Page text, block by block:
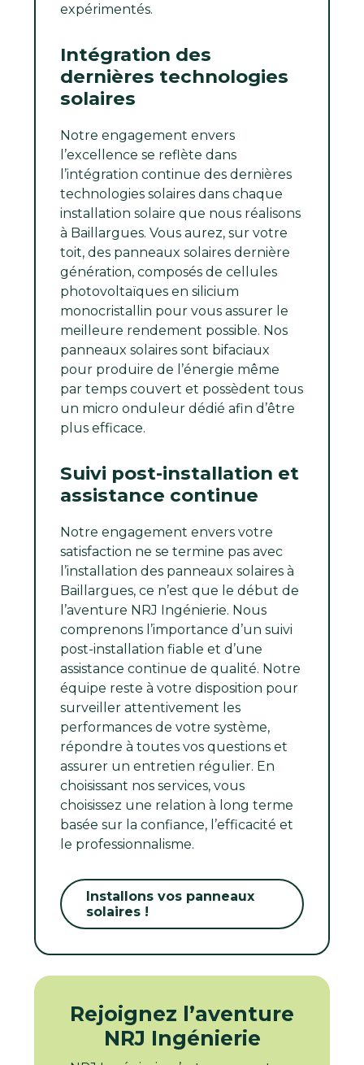
expérimentés.
Intégration des
dernières technologies
solaires
Notre engagement envers
l’excellence se reflète dans
l’intégration continue des dernières
technologies solaires dans chaque
installation solaire que nous réalisons
à Baillargues. Vous aurez, sur votre
toit, des panneaux solaires dernière
génération, composés de cellules
photovoltaïques en silicium
monocristallin pour vous assurer le
meilleure rendement possible. Nos
panneaux solaires sont bifaciaux
pour produire de l’énergie même
par temps couvert et possèdent tous
un micro onduleur dédié afin d’être
plus efficace.
Suivi post-installation et
assistance continue
Notre engagement envers votre
satisfaction ne se termine pas avec
l’installation des panneaux solaires à
Baillargues, ce n’est que le début de
l’aventure NRJ Ingénierie. Nous
comprenons l’importance d’un suivi
post-installation fiable et d’une
assistance continue de qualité. Notre
équipe reste à votre disposition pour
surveiller attentivement les
performances de votre système,
répondre à toutes vos questions et
assurer un entretien régulier. En
choisissant nos services, vous
choisissez une relation à long terme
basée sur la confiance, l’efficacité et
le professionnalisme.
Installons vos panneaux
solaires !
Rejoignez l’aventure
NRJ Ingénierie